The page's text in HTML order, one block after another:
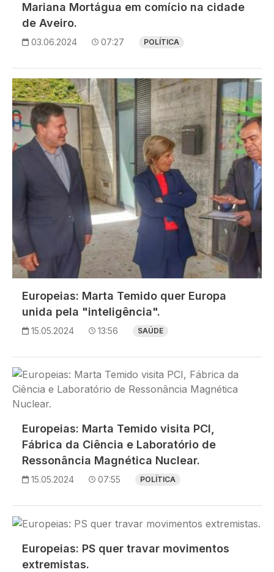
Mariana Mortágua em comício na cidade
de Aveiro.
03.06.2024 07:27 POLÍTICA
Imagem
Europeias: Marta Temido quer Europa
unida pela "inteligência".
15.05.2024 13:56 SAÚDE
Imagem
Europeias: Marta Temido visita PCI,
Fábrica da Ciência e Laboratório de
Ressonância Magnética Nuclear.
15.05.2024 07:55 POLÍTICA
Imagem
Europeias: PS quer travar movimentos
extremistas.